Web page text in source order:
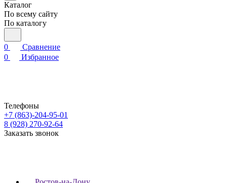
Каталог
По всему сайту
По каталогу
0
Сравнение
0
Избранное
Телефоны
+7 (863)-204-95-01
8 (928) 270-92-64
Заказать звонок